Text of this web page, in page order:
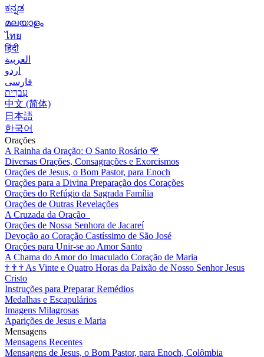
ಕನ್ನಡ
മലയാളം
ไทย
हिंदी
العربية
اردو
فارسی
עִברִית
中文 (简体)
日本語
한국어
Orações
A Rainha da Oração: O Santo Rosário 🌹
Diversas Orações, Consagrações e Exorcismos
Orações de Jesus, o Bom Pastor, para Enoch
Orações para a Divina Preparação dos Corações
Orações do Refúgio da Sagrada Família
Orações de Outras Revelações
A Cruzada da Oração
Orações de Nossa Senhora de Jacareí
Devoção ao Coração Castíssimo de São José
Orações para Unir-se ao Amor Santo
A Chama do Amor do Imaculado Coração de Maria
† † † As Vinte e Quatro Horas da Paixão de Nosso Senhor Jesus
Cristo
Instruções para Preparar Remédios
Medalhas e Escapulários
Imagens Milagrosas
Aparições de Jesus e Maria
Mensagens
Mensagens Recentes
Mensagens de Jesus, o Bom Pastor, para Enoch, Colômbia